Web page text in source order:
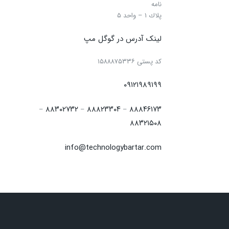
نامه
پلاك ۱ – واحد ۵
لینک آدرس در گوگل مپ
كد پستی ۱۵۸۸۸۷۵۳۳۶
۰۹۱۲۱۹۸۹۱۹۹
۸۸۸۴۶۱۷۳ – ۸۸۸۲۳۳۰۴ – ۸۸۳۰۲۷۳۲ –
۸۸۳۲۱۵۰۸
info@technologybartar.com